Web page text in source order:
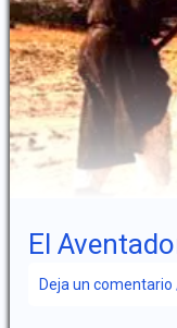
El
Deja un comentario